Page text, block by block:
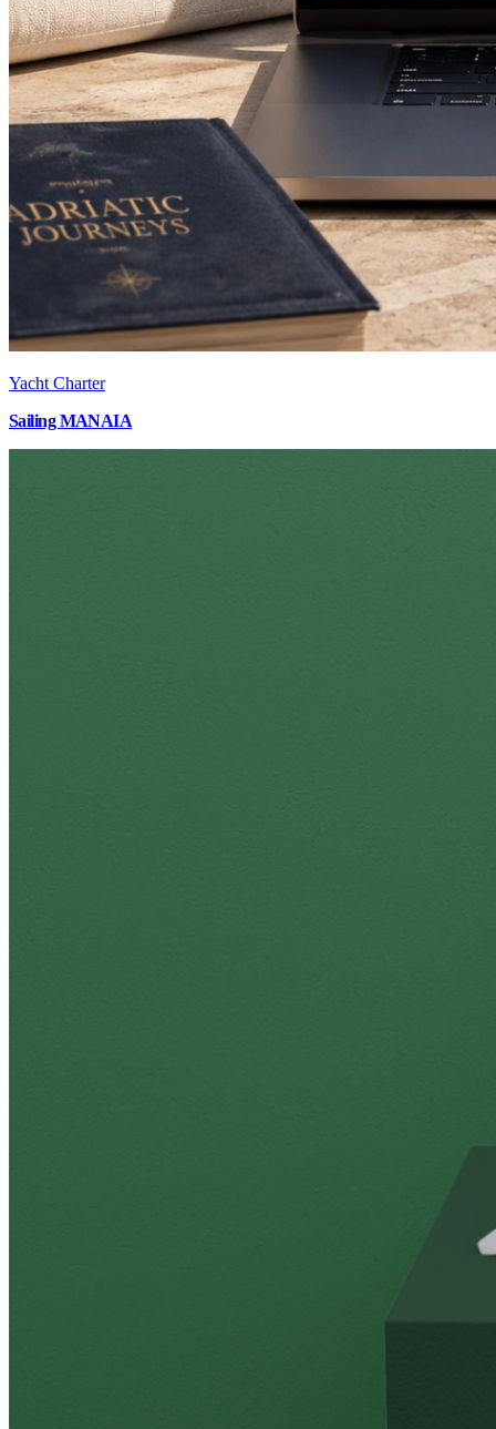
Yacht Charter
Sailing MANAIA